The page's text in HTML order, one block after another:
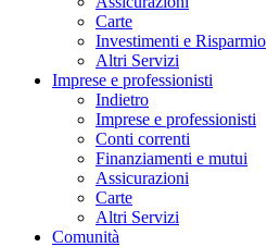
Carte
Investimenti e Risparmio
Altri Servizi
Imprese e professionisti
Indietro
Imprese e professionisti
Conti correnti
Finanziamenti e mutui
Assicurazioni
Carte
Altri Servizi
Comunità